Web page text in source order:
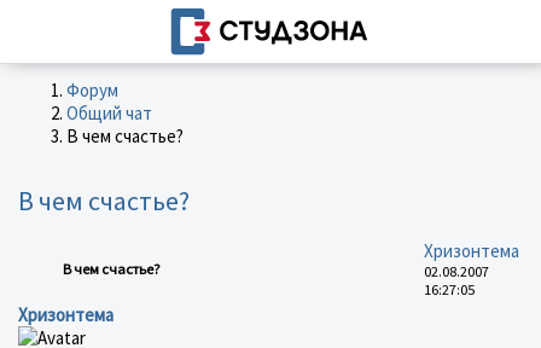
Форум
Общий чат
В чем счастье?
В чем счастье?
В чем счастье?
Хризонтема
02.08.2007
16:27:05
Хризонтема